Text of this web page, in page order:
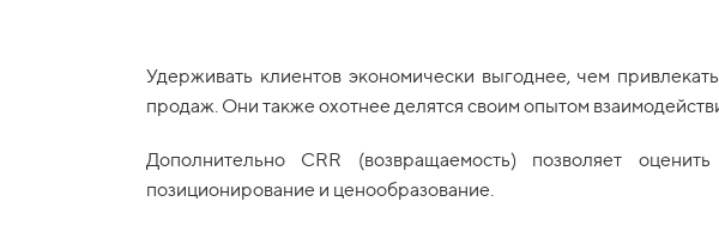
Удерживать клиентов экономически выгоднее, чем
продаж. Они также охотнее делятся своим опытом
Дополнительно CRR (возвращаемость) позволяет
позиционирование и ценообразование.